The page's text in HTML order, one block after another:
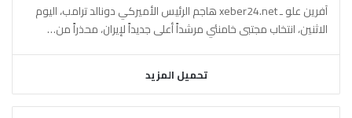
آفرين علو ـ xeber24.net هاجم الرئيس الأميركي دونالد ترامب، اليوم
الاثنين، انتخاب مجتبى خامنئي مرشداً أعلى جديداً لإيران، محذراً من…
تحميل المزيد